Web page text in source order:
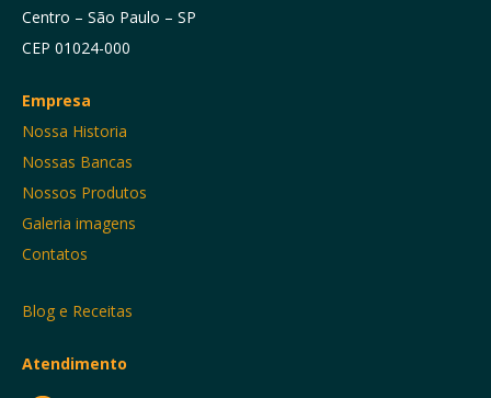
Centro – São Paulo – SP
CEP 01024-000
Empresa
Nossa Historia
Nossas Bancas
Nossos Produtos
Galeria imagens
Contatos
Blog e Receitas
Atendimento